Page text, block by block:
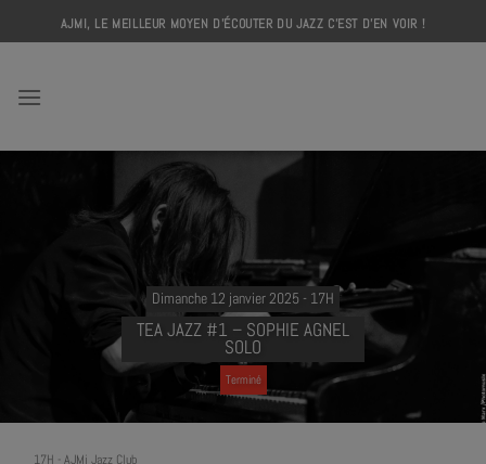
to
AJMI, LE MEILLEUR MOYEN D'ÉCOUTER DU JAZZ C'EST D'EN VOIR !
Dimanche 12 janvier 2025 - 17H
TEA JAZZ #1 – SOPHIE AGNEL
SOLO
Terminé
17H - AJMi Jazz Club